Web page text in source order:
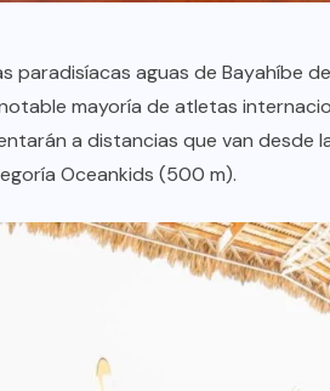
paradisíacas aguas de Bayahíbe
mayoría de atletas
a distancias que van desde
Oceankids (500 m).